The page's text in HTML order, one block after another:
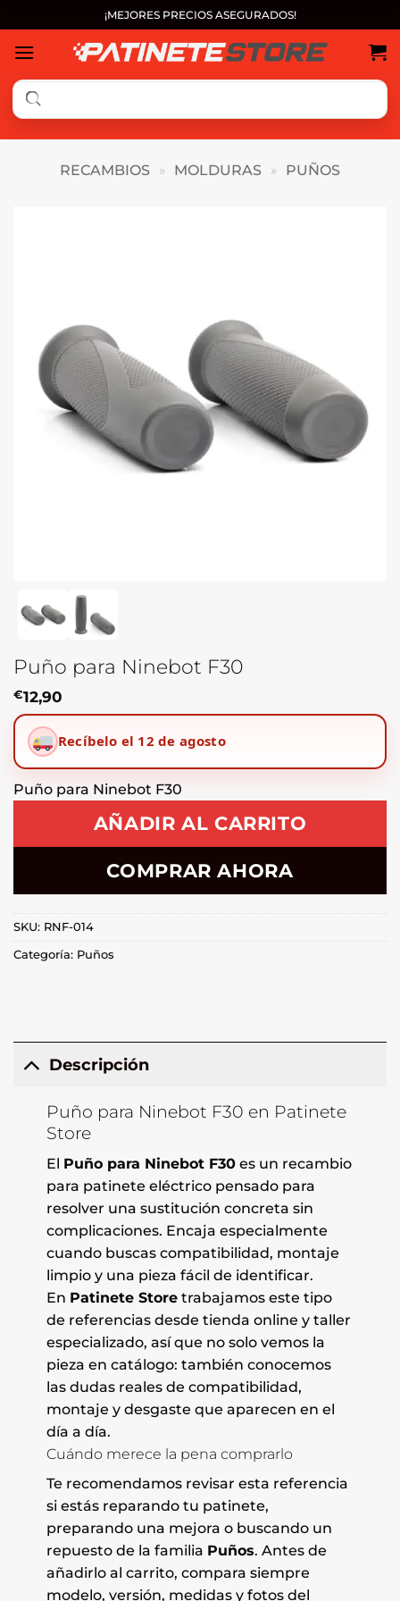
al
contenido
¡MEJORES PRECIOS ASEGURADOS!
RECAMBIOS » MOLDURAS » PUÑOS
Puño para Ninebot F30
€12,90
Recíbelo el 12 de agosto
Puño para Ninebot F30
AÑADIR AL CARRITO
COMPRAR AHORA
SKU: RNF-014
Categoría: Puños
Descripción
Puño para Ninebot F30 en Patinete
Store
El Puño para Ninebot F30es un recambio
para patinete eléctrico pensado para
resolver una sustitución concreta sin
complicaciones. Encaja especialmente
cuando buscas compatibilidad, montaje
limpio y una pieza fácil de identificar.
En Patinete Storetrabajamos este tipo
de referencias desde tienda online y taller
especializado, así que no solo vemos la
pieza en catálogo: también conocemos
las dudas reales de compatibilidad,
montaje y desgaste que aparecen en el
día a día.
Cuándo merece la pena comprarlo
Te recomendamos revisar esta referencia
si estás reparando tu patinete,
preparando una mejora o buscando un
repuesto de la familia Puños. Antes de
añadirlo al carrito, compara siempre
modelo, versión, medidas y fotos del